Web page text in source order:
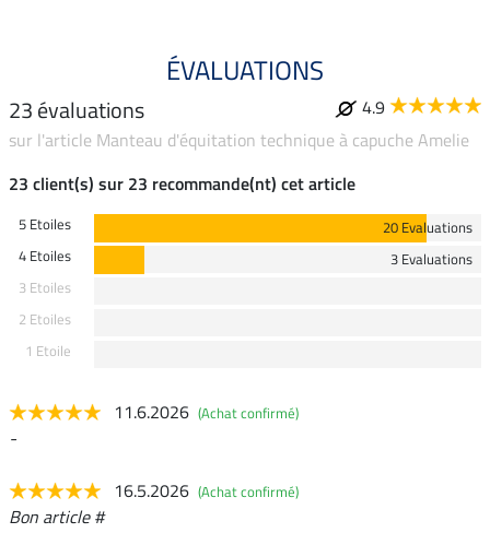
ÉVALUATIONS
23 évaluations
4.9
sur l'article Manteau d'équitation technique à capuche Amelie
23 client(s) sur 23 recommande(nt) cet article
5 Etoiles
20 Evaluations
4 Etoiles
3 Evaluations
3 Etoiles
2 Etoiles
1 Etoile
11.6.2026 (Achat confirmé)
-
16.5.2026 (Achat confirmé)
Bon article #